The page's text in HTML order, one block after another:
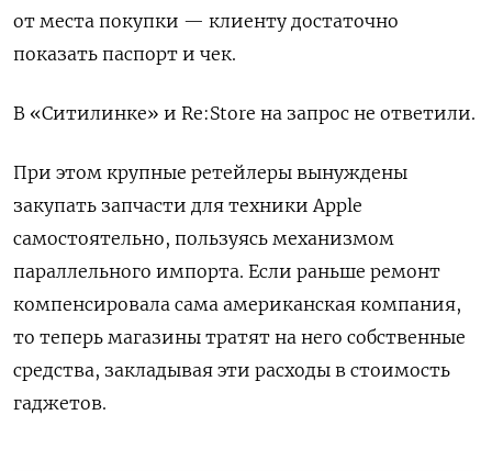
от места покупки — клиенту достаточно
показать паспорт и чек.
В «Ситилинке» и Re:Store на запрос не ответили.
При этом крупные ретейлеры вынуждены
закупать запчасти для техники Apple
самостоятельно, пользуясь механизмом
параллельного импорта. Если раньше ремонт
компенсировала сама американская компания,
то теперь магазины тратят на него собственные
средства, закладывая эти расходы в стоимость
гаджетов.